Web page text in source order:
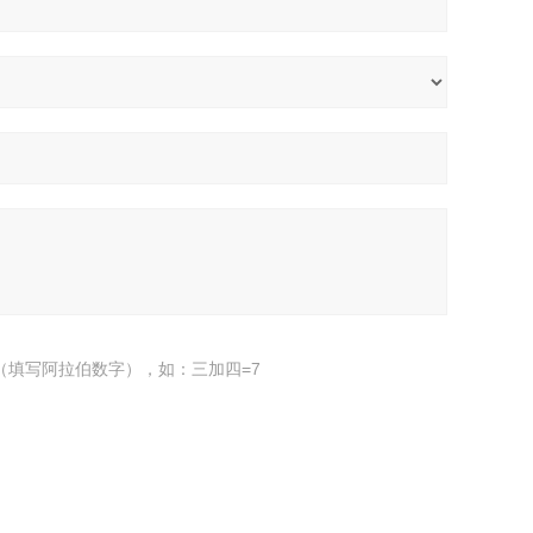
填写阿拉伯数字），如：三加四=7